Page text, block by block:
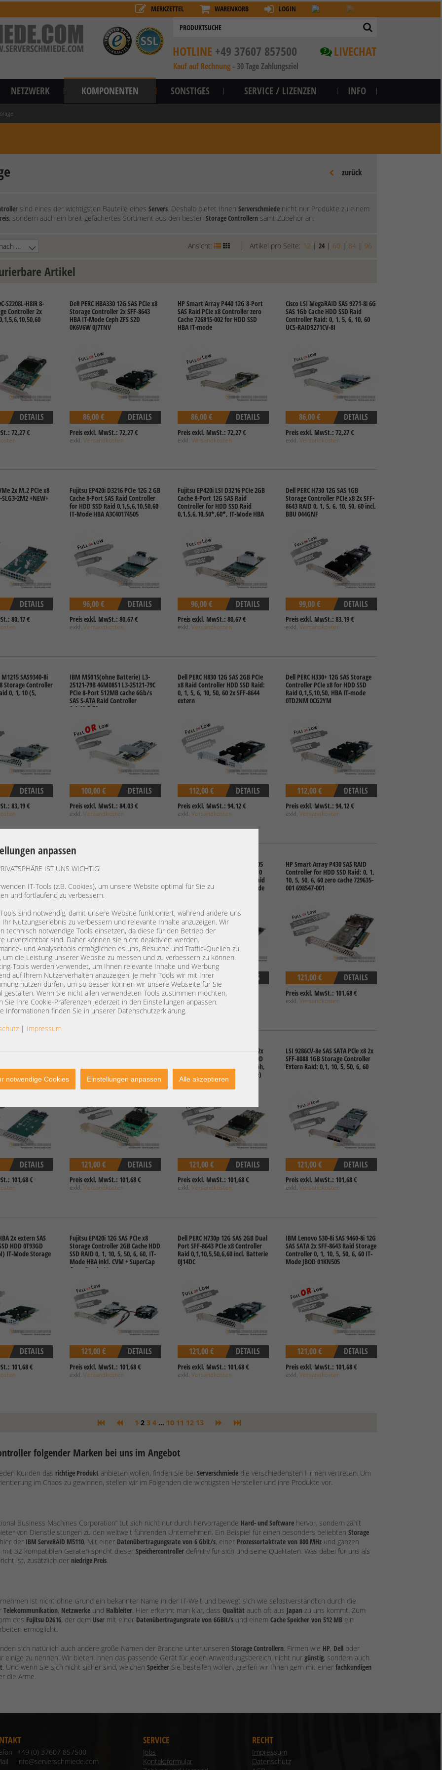
anpassen
IST UNS WICHTIG!
IT-Tools (z.B. Cookies), um unsere Website optimal für Sie zu
und fortlaufend zu verbessern.
sind notwendig, damit unsere Website funktioniert, während andere uns
Ihr Nutzungserlebnis zu verbessern und relevante Inhalte anzuzeigen. Wir
technisch notwendige Tools einsetzen, da diese für den Betrieb der
unverzichtbar sind. Daher können sie nicht deaktiviert werden.
und Analysetools ermöglichen es uns, Besuche und Traffic-Quellen zu
um die Leistung unserer Website zu messen und zu verbessern zu können.
Tools werden verwendet, um Ihnen relevante Inhalte und Werbung
auf Ihrem Nutzerverhalten anzuzeigen. Je mehr Tools wir mit Ihrer
nutzen dürfen, um so besser können wir unsere Webseite für Sie
gestalten. Wenn Sie nicht allen verwendeten Tools zustimmen möchten,
Sie Ihre Cookie-Präferenzen jederzeit in den Einstellungen anpassen.
Informationen finden Sie in unserer Datenschutzerklärung.
| Impressum
notwendige Cookies Einstellungen anpassen Alle akzeptieren
MERKZETTEL WARENKORB LOGIN
? LIVECHAT
HOTLINE +49 37607 857500
Kauf auf Rechnung - 30 Tage Zahlungsziel
NETZWERK KOMPONENTEN SONSTIGES SERVICE / LIZENZEN INFO
sind eines der wichtigsten Bauteile eines Servers. Deshalb bietet Ihnen Serverschmiedenicht nur Produkte zu einem
, sondern auch ein breit gefächertes Sortiment aus den besten Storage Controllernsamt Zubehör an.
zurück
Artikel pro Seite: 12 | 24 | 60 | 84 | 96
Ansicht:
Artikel
S2208L-H8iR 8-
Controller 2x
DETAILS
72,27 €
Dell PERC HBA330 12G SAS PCIe x8
Storage Controller 2x SFF-8643
HBA IT-Mode Ceph ZFS S2D
0K6V6W 0J7TNV
DETAILS
86,00 €
Preis exkl. MwSt.: 72,27 €
exkl. Versandkosten
HP Smart Array P440 12G 8-Port
SAS Raid PCIe x8 Controller zero
Cache 726815-002 for HDD SSD
HBA IT-mode
DETAILS
86,00 €
Preis exkl. MwSt.: 72,27 €
exkl. Versandkosten
Cisco LSI MegaRAID SAS 9271-8i 6G
SAS 1Gb Cache HDD SSD Raid
Controller Raid: 0, 1, 5, 6, 10, 60
UCS-RAID9271CV-8I
DETAILS
86,00 €
Preis exkl. MwSt.: 72,27 €
exkl. Versandkosten
2x M.2 PCIe x8
2M2 +NEW+
DETAILS
80,17 €
Fujitsu EP420i D3216 PCIe 12G 2 GB
Cache 8-Port SAS Raid Controller
for HDD SSD Raid 0,1,5,6,10,50,60
IT-Mode HBA A3C40174505
DETAILS
96,00 €
Preis exkl. MwSt.: 80,67 €
exkl. Versandkosten
Fujitsu EP420i LSI D3216 PCIe 2GB
Cache 8-Port 12G SAS Raid
Controller for HDD SSD Raid
0,1,5,6,10,50*,60*, IT-Mode HBA
DETAILS
96,00 €
Preis exkl. MwSt.: 80,67 €
exkl. Versandkosten
Dell PERC H730 12G SAS 1GB
Storage Controller PCIe x8 2x SFF-
8643 RAID 0, 1, 5, 6, 10, 50, 60 incl.
BBU 044GNF
DETAILS
99,00 €
Preis exkl. MwSt.: 83,19 €
exkl. Versandkosten
SAS9340-8i
Storage Controller
0, 1, 10 (5,
DETAILS
83,19 €
IBM M5015(ohne Batterie) L3-
25121-79B 46M0851 L3-25121-79C
PCIe 8-Port 512MB cache 6Gb/s
SAS S-ATA Raid Controller
0,1,10,5,50
DETAILS
100,00 €
Preis exkl. MwSt.: 84,03 €
exkl. Versandkosten
Dell PERC H830 12G SAS 2GB PCIe
x8 Raid Controller HDD SSD Raid:
0, 1, 5, 6, 10, 50, 60 2x SFF-8644
extern
DETAILS
112,00 €
Preis exkl. MwSt.: 94,12 €
exkl. Versandkosten
Dell PERC H330+ 12G SAS Storage
Controller PCIe x8 for HDD SSD
Raid 0,1,5,10,50, HBA IT-mode
0TD2NM 0CG2YM
DETAILS
112,00 €
Preis exkl. MwSt.: 94,12 €
exkl. Versandkosten
E208i-p SR Gen10
Controller for
1, 10, 5 HBA
DETAILS
94,12 €
Dell PERC H330 12G SAS Storage
Controller PCIe x8 for HDD SSD
075D1H
DETAILS
112,00 €
Preis exkl. MwSt.: 94,12 €
exkl.Versandkosten
Adaptec by Microchip ASR-71605
16-Port 6G SAS/SATA PCIe x8 3.0
Raid Controller for HDD SSD Raid
0,1,1E,5,6,10,50,60, HBA IT mode
DETAILS
118,00 €
Preis exkl. MwSt.: 99,16 €
exkl.Versandkosten
HP Smart Array P430 SAS RAID
Controller for HDD SSD Raid: 0, 1,
10, 5, 50, 6, 60 zero cache 729635-
001 698547-001
DETAILS
121,00 €
Preis exkl. MwSt.: 101,68 €
exkl. Versandkosten
SSD Slot Storage
Card PCIe x4
DETAILS
101,68 €
for HDD SSD JBOD Controller (ZFS,
Ceph, MS Storage Spaces)
DETAILS
121,00 €
Preis exkl. MwSt.: 101,68 €
exkl. Versandkosten
LSI SAS9207-8e 9207-8e Extern 2x
SFF-8088 6G SAS S-ATA HBA JBOD
Controller PCIe x8 3.0 (ZFS, Ceph,
MS Storage Spaces, Tape Drive)
DETAILS
121,00 €
Preis exkl. MwSt.: 101,68 €
exkl. Versandkosten
LSI 9286CV-8e SAS SATA PCle x8 2x
SFF-8088 1GB Storage Controller
Extern Raid: 0,1, 10, 5, 50, 6, 60
DETAILS
121,00 €
Preis exkl. MwSt.: 101,68 €
exkl. Versandkosten
2x extern SAS
HDD 0T93GD
IT-Mode Storage
DETAILS
101,68 €
Fujitsu EP420i 12G SAS PCIe x8
Storage Controller 2GB Cache HDD
SSD RAID 0, 1, 10, 5, 50, 6, 60, IT-
Mode HBA inkl. CVM + SuperCap
Capacitor battery
DETAILS
121,00 €
Preis exkl. MwSt.: 101,68 €
exkl. Versandkosten
Dell PERC H730p 12G SAS 2GB Dual
Port SFF-8643 PCIe x8 Controller
Raid 0,1,10,5,50,6,60 incl. Batterie
0J14DC
DETAILS
121,00 €
Preis exkl. MwSt.: 101,68 €
exkl. Versandkosten
IBM Lenovo 530-8i SAS 9460-8i 12G
SAS SATA 2x SFF-8643 Raid Storage
Controller 0, 1, 10, 5, 50, 6, 60 IT-
Mode JBOD 01KN505
DETAILS
121,00 €
Preis exkl. MwSt.: 101,68 €
exkl. Versandkosten
1 2 3 4... 10 11 12 13
folgender Marken bei uns im Angebot
Kunden das richtige Produkt anbieten wollen, finden Sie bei Serverschmiededie verschiedensten Firmen vertreten. Um
im Chaos zu gewinnen, stellen wir im Folgenden die wichtigsten Hersteller und ihre Produkte vor.
Business Machines Corporation“ tut sich nicht nur durch hervorragende Hard- und Softwarehervor, sondern zählt
von Dienstleistungen zu den weltweit führenden Unternehmen. Ein Beispiel für einen besonders beliebten Storage
der IBM ServeRAID M5110. Mit einer Datenübertragungsrate von 6 Gbit/s, einer Prozessortaktrate von 800 MHzund ganzen
mit 32 kompatiblen Geräten spricht dieser Speichercontrollerdefinitiv für sich und seine Qualitäten. Was dabei für uns als
ist, zusätzlich der niedrige Preis.
ist nicht ohne Grund ein bekannter Name in der IT-Welt und bewegt sich wie selbstverständlich durch die
Telekommunikation, Netzwerkeund Halbleiter. Hier erkennt man klar, dass Qualität auch oft aus Japanzu uns kommt. Zum
des Fujitsu D2616, der dem Usermit einer Datenübertragungsrate von 6GBit/sund einem Cache Speicher von 512 MBein
ermöglicht.
sich natürlich auch andere große Namen der Branche unter unseren Storage Controllern. Firmen wie HP, Delloder
einige zu nennen. Wir bieten Ihnen das passende Gerät für jeden Anwendungsbereich, nicht nur günstig, sondern auch
. Und wenn Sie sich nicht sicher sind, welchen SpeicherSie bestellen wollen, greifen wir Ihnen gern mit einer fachkundigen
die Arme.
+49 (0) 37607 857500
info@serverschmiede.com
SERVICE
Jobs
Kontaktformular
RECHT
Impressum
Datenschutz